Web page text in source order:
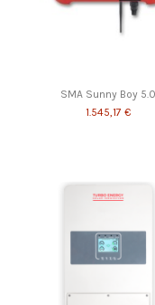
SMA Sunny Boy 5.0
1.545,17 €